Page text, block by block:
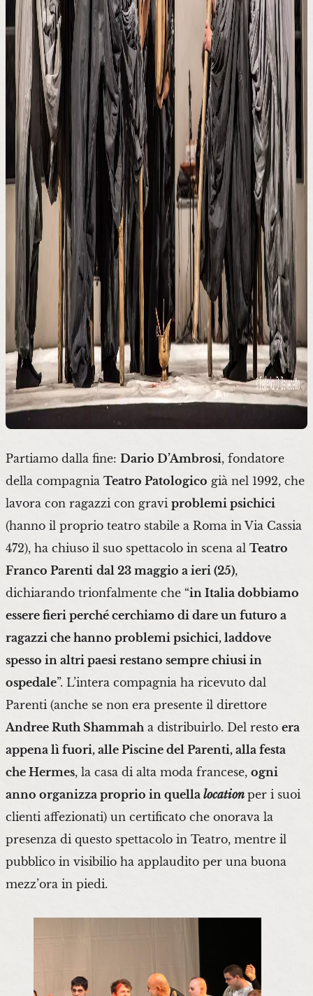
Partiamo dalla fine: Dario D’Ambrosi, fondatore
della compagnia Teatro Patologico già nel 1992, che
lavora con ragazzi con gravi problemi psichici
(hanno il proprio teatro stabile a Roma in Via Cassia
472), ha chiuso il suo spettacolo in scena al Teatro
Franco Parenti dal 23 maggio a ieri (25),
dichiarando trionfalmente che “in Italia dobbiamo
essere fieri perché cerchiamo di dare un futuro a
ragazzi che hanno problemi psichici, laddove
spesso in altri paesi restano sempre chiusi in
ospedale”. L’intera compagnia ha ricevuto dal
Parenti (anche se non era presente il direttore
Andree Ruth Shammah a distribuirlo. Del resto era
appena lì fuori, alle Piscine del Parenti, alla festa
che Hermes, la casa di alta moda francese, ogni
anno organizza proprio in quella location per i suoi
clienti affezionati) un certificato che onorava la
presenza di questo spettacolo in Teatro, mentre il
pubblico in visibilio ha applaudito per una buona
mezz’ora in piedi.